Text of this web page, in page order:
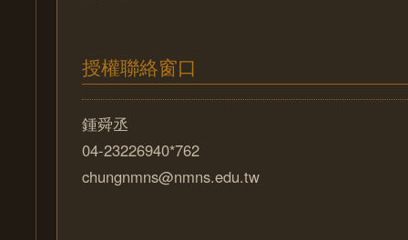
授權聯絡窗口
鍾舜丞
04-23226940*762
chungnmns@nmns.edu.tw